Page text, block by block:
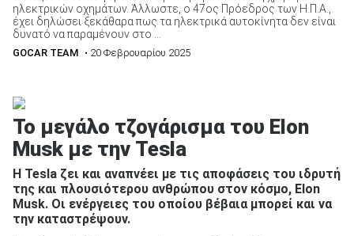
ηλεκτρικών οχημάτων. Άλλωστε, ο 47ος Πρόεδρος των Η.Π.Α.,
έχει δηλώσει ξεκάθαρα πως τα ηλεκτρικά αυτοκίνητα δεν είναι
δυνατό να παραμένουν στο ...
GOCAR TEAM • 20 Φεβρουαρίου 2025
Το μεγάλο τζογάρισμα του Elon
Musk με την Tesla
Η Tesla ζει και αναπνέει με τις αποφάσεις του ιδρυτή
της και πλουσιότερου ανθρώπου στον κόσμο, Elon
Musk. Οι ενέργειες του οποίου βέβαια μπορεί και να
την καταστρέψουν.